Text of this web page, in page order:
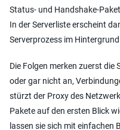
Status- und Handshake-
In der Serverliste erscheint
Serverprozess im
Die Folgen merken zuerst die
oder gar nicht an,
stürzt der Proxy des
Pakete auf den ersten Blick
lassen sie sich mit einfachen